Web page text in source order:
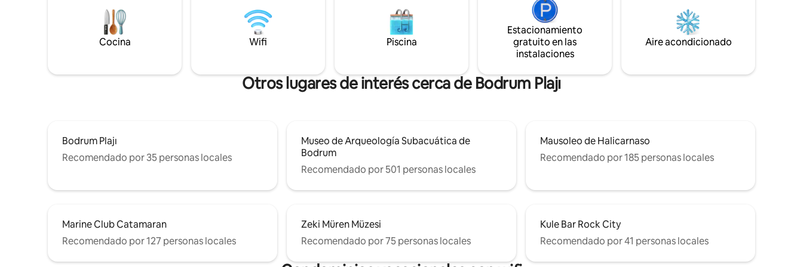
un ambiente cálido. Creada a partir de la
renovación de un edificio histórico, esta
casa ofrece una experiencia vacacional
sofisticada con un carácter que difiere
centro de Bodrum. Ambos cerca del
centro y la elección perfecta para unas
vacaciones tranquilas
surfistas, nuestro pub:Surfer Caravan
Gastro Bar ofrece un descuento del %10
para nuestros huéspedes. Es una gran
opción para disfrutar de tus cócteles
contra el interminable azul del mar Egeo
momento. Además, la reunión para una
barbacoa con los seres queridos se suma
al encanto. Es el catalizador para
convertir tus vacaciones de ensueño en
Cocina Wifi Piscina
Estacionamiento
gratuito en las
instalaciones
Aire acondicionado
Otros lugares de interés cerca de Bodrum Plajı
Bodrum Plajı
Recomendado por 35 personas locales
Museo de Arqueología Subacuática de
Bodrum
Recomendado por 501 personas locales
Mausoleo de Halicarnaso
Recomendado por 185 personas locales
Marine Club Catamaran
Recomendado por 127 personas locales
Zeki Müren Müzesi
Recomendado por 75 personas locales
Kule Bar Rock City
Recomendado por 41 personas locales